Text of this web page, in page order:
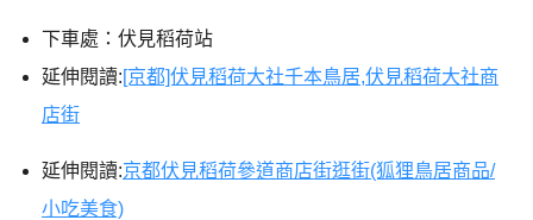
下車處：伏見稻荷站
延伸閱讀:[京都]伏見稻荷大社千本鳥居,伏見稻荷大社商
店街
延伸閱讀:京都伏見稻荷參道商店街逛街(狐狸鳥居商品/
小吃美食)